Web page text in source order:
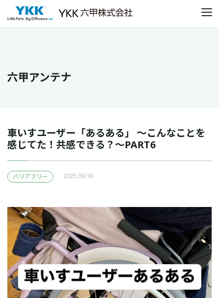
メ
本文までスキップする
六甲アンテナ
車いすユーザー「あるある」 ～こんなことを
感じてた！共感できる？～PART6
バリアフリー 2025.09.30